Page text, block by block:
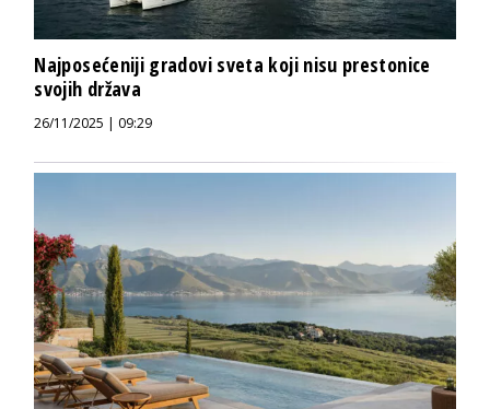
Najposećeniji gradovi sveta koji nisu prestonice
svojih država
26/11/2025 | 09:29